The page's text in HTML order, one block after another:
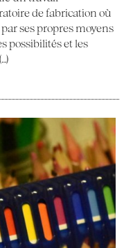
de fabrication où
ses propres moyens
possibilités et les